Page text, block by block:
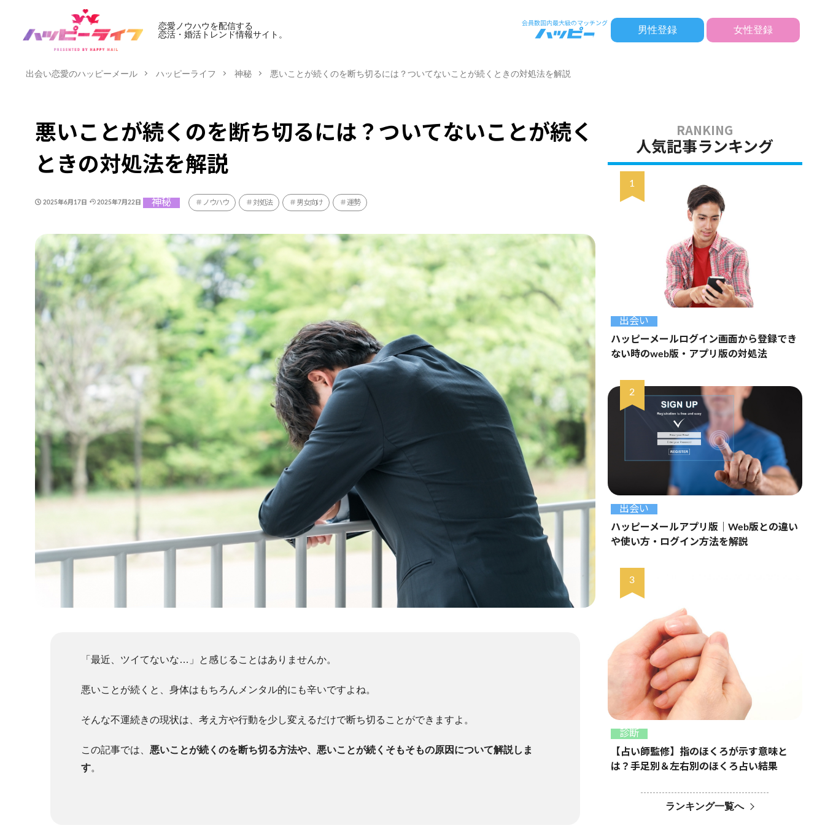
恋愛ノウハウを配信する
恋活・婚活トレンド情報サイト。
男性登録 女性登録
出会い恋愛のハッピーメール ハッピーライフ 神秘 悪いことが続くのを断ち切るには？ついてないことが続くときの対処法を解説
悪いことが続くのを断ち切るには？ついてないことが続く
ときの対処法を解説
2025年6月17日 2025年7月22日 神秘 ノウハウ 対処法 男女向け 運勢
「最近、ツイてないな…」と感じることはありませんか。
悪いことが続くと、身体はもちろんメンタル的にも辛いですよね。
そんな不運続きの現状は、考え方や行動を少し変えるだけで断ち切ることができますよ。
この記事では、 悪いことが続くのを断ち切る方法や、悪いことが続くそもそもの原因について解説しま
す。
人気記事ランキング
出会い
ハッピーメールログイン画面から登録でき
ない時のweb版・アプリ版の対処法
出会い
ハッピーメールアプリ版｜Web版との違い
や使い方・ログイン方法を解説
診断
【占い師監修】指のほくろが示す意味と
は？手足別＆左右別のほくろ占い結果
ランキング一覧へ